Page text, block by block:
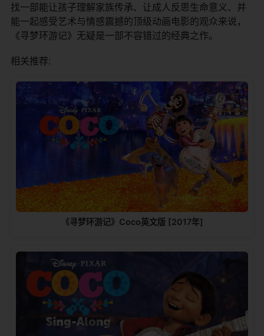
找一部能让孩子理解家族传承、让成人反思生命意义、并
能一起感受艺术与情感震撼的顶级动画电影的观众来说，
《寻梦环游记》无疑是一部不容错过的经典之作。
相关推荐:
《寻梦环游记》Coco英文版 [2017年]